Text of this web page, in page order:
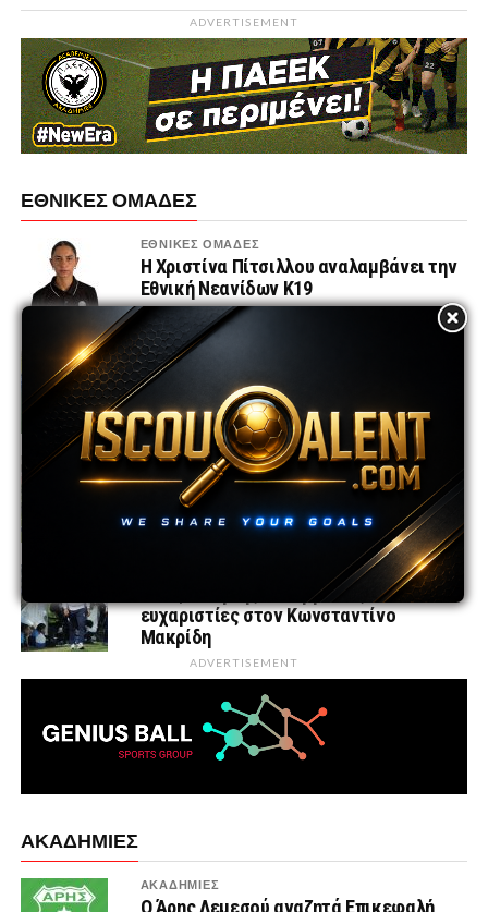
ADVERTISEMENT
ΕΘΝΙΚΕΣ ΟΜΑΔΕΣ
ΕΘΝΙΚΕΣ ΟΜΑΔΕΣ
Η Χριστίνα Πίτσιλλου αναλαμβάνει την
Εθνική Νεανίδων Κ19
ΕΘΝΙΚΕΣ ΟΜΑΔΕΣ
Το πρόγραμμα των Εθνικών ομάδων
Κ21, Κ19 και Κ17 για το φθινόπωρο του
2026
ΕΘΝΙΚΕΣ ΟΜΑΔΕΣ
Εθνική K17 | Φιλικοί αγώνες στη
Λιθουανία και την Ιαπωνία στην Κύπρο
πριν τις επίσημες υποχρεώσεις
ΚΟΠ | Λύση της συνεργασίας και
ευχαριστίες στον Κωνσταντίνο
Μακρίδη
ADVERTISEMENT
ΑΚΑΔΗΜΙΕΣ
ΑΚΑΔΗΜΙΕΣ
Ο Άρης Λεμεσού αναζητά Επικεφαλή